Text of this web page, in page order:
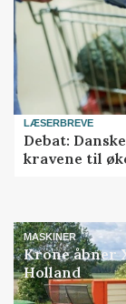
LÆSERBREVE
Debat:
kravene til
MASKINER
Krone åbner
Holland